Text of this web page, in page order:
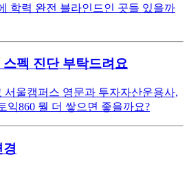
학력 완전 블라인드인 곳들 있을까
펙 진단 부탁드려요
서울캠퍼스 영문과 투자자산운용사,
익860 뭘 더 쌓으면 좋을까요?